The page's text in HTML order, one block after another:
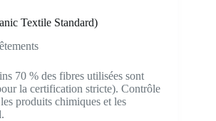
Textile Standard)
70 % des fibres utilisées sont
la certification stricte). Contrôle
produits chimiques et les